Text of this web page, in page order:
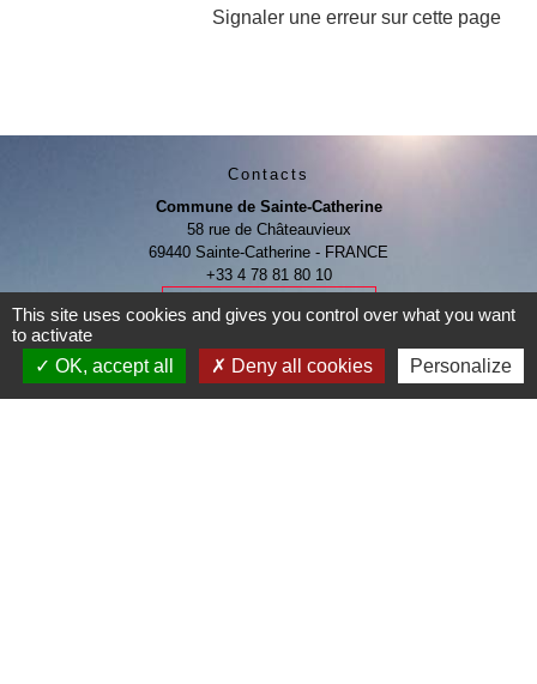
Signaler une erreur sur cette page
Contacts
Commune de Sainte-Catherine
58 rue de Châteauvieux
69440 Sainte-Catherine - FRANCE
+33 4 78 81 80 10
Contact par formulaire
This site uses cookies and gives you control over what you want
to activate
OK, accept all
Deny all cookies Personalize